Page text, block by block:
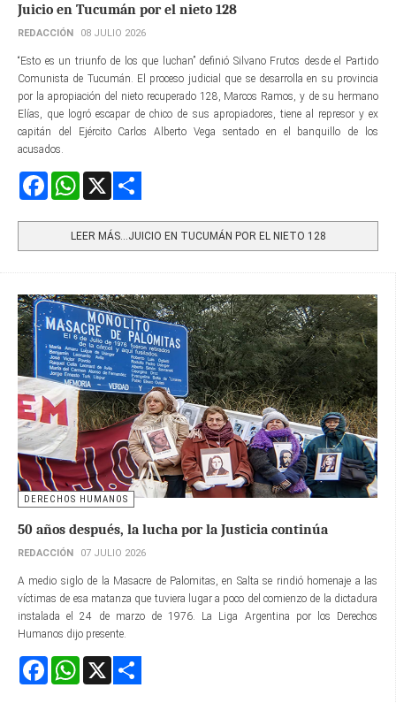
Juicio en Tucumán por el nieto 128
REDACCIÓN 08 JULIO 2026
“Esto es un triunfo de los que luchan” definió Silvano Frutos desde el Partido
Comunista de Tucumán. El proceso judicial que se desarrolla en su provincia
por la apropiación del nieto recuperado 128, Marcos Ramos, y de su hermano
Elías, que logró escapar de chico de sus apropiadores, tiene al represor y ex
capitán del Ejército Carlos Alberto Vega sentado en el banquillo de los
acusados.
FacebookWhatsApp
LEER MÁS…JUICIO EN TUCUMÁN POR EL NIETO 128
DERECHOS HUMANOS
50 años después, la lucha por la Justicia continúa
REDACCIÓN 07 JULIO 2026
A medio siglo de la Masacre de Palomitas, en Salta se rindió homenaje a las
víctimas de esa matanza que tuviera lugar a poco del comienzo de la dictadura
instalada el 24 de marzo de 1976. La Liga Argentina por los Derechos
Humanos dijo presente.
FacebookWhatsApp